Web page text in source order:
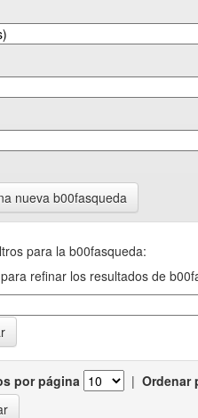
nueva b00fasqueda
para la b00fasqueda:
refinar los resultados de
por página | Ordenar